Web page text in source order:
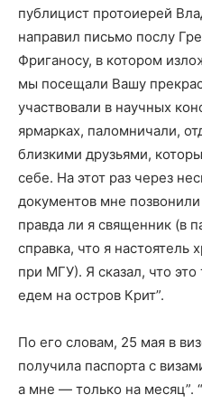
публицист протоиерей
направил письмо послу
Фриганосу, в котором
мы посещали Вашу
участвовали в научных
ярмарках, паломничали,
близкими друзьями,
себе. На этот раз через
документов мне
правда ли я священник (в
справка, что я
при МГУ). Я сказал, что
едем на остров Крит”.
По его словам, 25 мая в
получила паспорта с
а мне — только на месяц”.